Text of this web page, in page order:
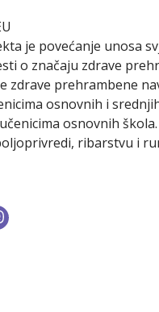
je povećanje unosa
o značaju zdrave
zdrave prehrambene
osnovnih i
osnovnih
ribarstvu i